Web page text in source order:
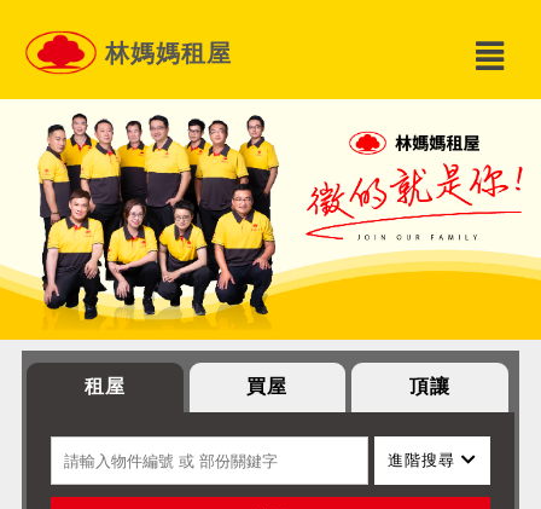
林媽媽租屋
租屋 買屋 頂讓
進階搜尋